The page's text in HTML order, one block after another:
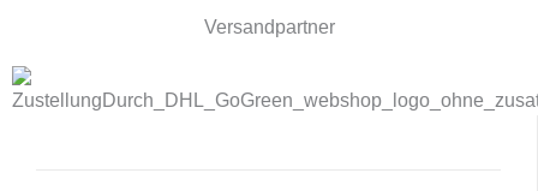
k
s
Versandpartner